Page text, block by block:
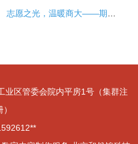
业区管委会院内平房1号（集群注